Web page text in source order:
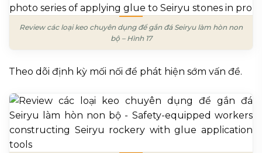
Review các loại keo chuyên dụng để gắn đá Seiryu làm hòn non
bộ – Hình 17
Theo dõi định kỳ mối nối để phát hiện sớm vấn đề.